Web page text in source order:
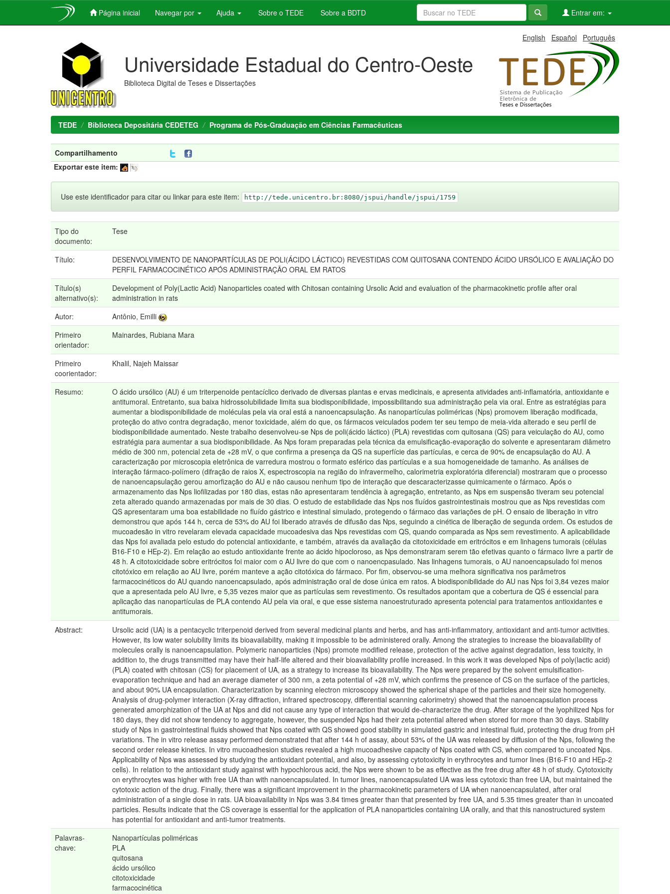
Página inicial Navegar por Ajuda Sobre o TEDE Sobre a BDTD Entrar em:
English Español Português
Universidade Estadual do Centro-Oeste
Biblioteca Digital de Teses e Dissertações
TEDE Biblioteca Depositária CEDETEG Programa de Pós-Graduação em Ciências Farmacêuticas
Compartilhamento
Exportar este item:
Use este identificador para citar ou linkar para este item: http://tede.unicentro.br:8080/jspui/handle/jspui/1759
Tipo do
documento:
Tese
Título:
DESENVOLVIMENTO DE NANOPARTÍCULAS DE POLI(ÁCIDO LÁCTICO) REVESTIDAS COM QUITOSANA CONTENDO ÁCIDO URSÓLICO E AVALIAÇÃO DO
PERFIL FARMACOCINÉTICO APÓS ADMINISTRAÇÃO ORAL EM RATOS
Título(s)
alternativo(s):
Development of Poly(Lactic Acid) Nanoparticles coated with Chitosan containing Ursolic Acid and evaluation of the pharmacokinetic profile after oral
administration in rats
Autor:
Antônio, Emilli
Primeiro
orientador:
Mainardes, Rubiana Mara
Primeiro
coorientador:
Khalil, Najeh Maissar
Resumo:
O ácido ursólico (AU) é um triterpenoide pentacíclico derivado de diversas plantas e ervas medicinais, e apresenta atividades anti-inflamatória, antioxidante e
antitumoral. Entretanto, sua baixa hidrossolubilidade limita sua biodisponibilidade, impossibilitando sua administração pela via oral. Entre as estratégias para
aumentar a biodisponibilidade de moléculas pela via oral está a nanoencapsulação. As nanopartículas poliméricas (Nps) promovem liberação modificada,
proteção do ativo contra degradação, menor toxicidade, além do que, os fármacos veiculados podem ter seu tempo de meia-vida alterado e seu perfil de
biodisponibilidade aumentado. Neste trabalho desenvolveu-se Nps de poli(ácido láctico) (PLA) revestidas com quitosana (QS) para veiculação do AU, como
estratégia para aumentar a sua biodisponibilidade. As Nps foram preparadas pela técnica da emulsificação-evaporação do solvente e apresentaram diâmetro
médio de 300 nm, potencial zeta de +28 mV, o que confirma a presença da QS na superfície das partículas, e cerca de 90% de encapsulação do AU. A
caracterização por microscopia eletrônica de varredura mostrou o formato esférico das partículas e a sua homogeneidade de tamanho. As análises de
interação fármaco-polímero (difração de raios X, espectroscopia na região do infravermelho, calorimetria exploratória diferencial) mostraram que o processo
de nanoencapsulação gerou amorfização do AU e não causou nenhum tipo de interação que descaracterizasse quimicamente o fármaco. Após o
armazenamento das Nps liofilizadas por 180 dias, estas não apresentaram tendência à agregação, entretanto, as Nps em suspensão tiveram seu potencial
zeta alterado quando armazenadas por mais de 30 dias. O estudo de estabilidade das Nps nos fluídos gastrointestinais mostrou que as Nps revestidas com
QS apresentaram uma boa estabilidade no fluído gástrico e intestinal simulado, protegendo o fármaco das variações de pH. O ensaio de liberação in vitro
demonstrou que após 144 h, cerca de 53% do AU foi liberado através de difusão das Nps, seguindo a cinética de liberação de segunda ordem. Os estudos de
mucoadesão in vitro revelaram elevada capacidade mucoadesiva das Nps revestidas com QS, quando comparada as Nps sem revestimento. A aplicabilidade
das Nps foi avaliada pelo estudo do potencial antioxidante, e também, através da avaliação da citotoxicidade em eritrócitos e em linhagens tumorais (células
B16-F10 e HEp-2). Em relação ao estudo antioxidante frente ao ácido hipocloroso, as Nps demonstraram serem tão efetivas quanto o fármaco livre a partir de
48 h. A citotoxicidade sobre eritrócitos foi maior com o AU livre do que com o nanoencpasulado. Nas linhagens tumorais, o AU nanoencapsulado foi menos
citotóxico em relação ao AU livre, porém manteve a ação citotóxica do fármaco. Por fim, observou-se uma melhora significativa nos parâmetros
farmacocinéticos do AU quando nanoencapsulado, após administração oral de dose única em ratos. A biodisponibilidade do AU nas Nps foi 3,84 vezes maior
que a apresentada pelo AU livre, e 5,35 vezes maior que as partículas sem revestimento. Os resultados apontam que a cobertura de QS é essencial para
aplicação das nanopartículas de PLA contendo AU pela via oral, e que esse sistema nanoestruturado apresenta potencial para tratamentos antioxidantes e
antitumorais.
Abstract:
Ursolic acid (UA) is a pentacyclic triterpenoid derived from several medicinal plants and herbs, and has anti-inflammatory, antioxidant and anti-tumor activities.
However, its low water solubility limits its bioavailability, making it impossible to be administered orally. Among the strategies to increase the bioavailability of
molecules orally is nanoencapsulation. Polymeric nanoparticles (Nps) promote modified release, protection of the active against degradation, less toxicity, in
addition to, the drugs transmitted may have their half-life altered and their bioavailability profile increased. In this work it was developed Nps of poly(lactic acid)
(PLA) coated with chitosan (CS) for placement of UA, as a strategy to increase its bioavailability. The Nps were prepared by the solvent emulsification-
evaporation technique and had an average diameter of 300 nm, a zeta potential of +28 mV, which confirms the presence of CS on the surface of the particles,
and about 90% UA encapsulation. Characterization by scanning electron microscopy showed the spherical shape of the particles and their size homogeneity.
Analysis of drug-polymer interaction (X-ray diffraction, infrared spectroscopy, differential scanning calorimetry) showed that the nanoencapsulation process
generated amorphization of the UA at Nps and did not cause any type of interaction that would de-characterize the drug. After storage of the lyophilized Nps for
180 days, they did not show tendency to aggregate, however, the suspended Nps had their zeta potential altered when stored for more than 30 days. Stability
study of Nps in gastrointestinal fluids showed that Nps coated with QS showed good stability in simulated gastric and intestinal fluid, protecting the drug from pH
variations. The in vitro release assay performed demonstrated that after 144 h of assay, about 53% of the UA was released by diffusion of the Nps, following the
second order release kinetics. In vitro mucoadhesion studies revealed a high mucoadhesive capacity of Nps coated with CS, when compared to uncoated Nps.
Applicability of Nps was assessed by studying the antioxidant potential, and also, by assessing cytotoxicity in erythrocytes and tumor lines (B16-F10 and HEp-2
cells). In relation to the antioxidant study against with hypochlorous acid, the Nps were shown to be as effective as the free drug after 48 h of study. Cytotoxicity
on erythrocytes was higher with free UA than with nanoencapsulated. In tumor lines, nanoencapsulated UA was less cytotoxic than free UA, but maintained the
cytotoxic action of the drug. Finally, there was a significant improvement in the pharmacokinetic parameters of UA when nanoencapsulated, after oral
administration of a single dose in rats. UA bioavailability in Nps was 3.84 times greater than that presented by free UA, and 5.35 times greater than in uncoated
particles. Results indicate that the CS coverage is essential for the application of PLA nanoparticles containing UA orally, and that this nanostructured system
has potential for antioxidant and anti-tumor treatments.
Palavras-
chave:
Nanopartículas poliméricas
PLA
quitosana
ácido ursólico
citotoxicidade
farmacocinética